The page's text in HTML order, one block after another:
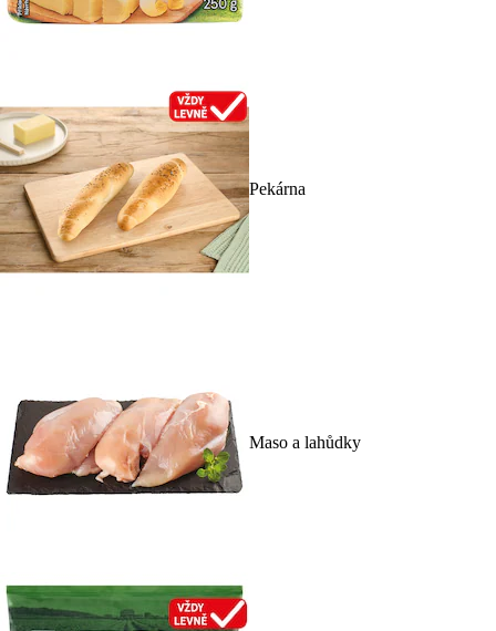
Pekárna
Maso a lahůdky